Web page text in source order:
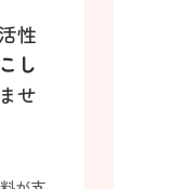
性
し
せ